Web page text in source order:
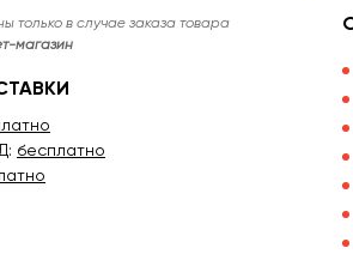
только в случае заказа товара
магазин
бесплатно